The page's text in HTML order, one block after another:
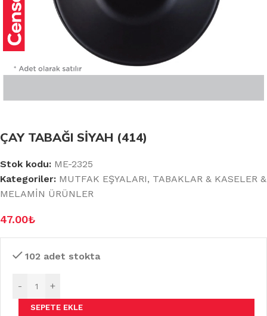
ÇAY TABAĞI SİYAH (414)
Stok kodu: ME-2325
Kategoriler: MUTFAK EŞYALARI, TABAKLAR & KASELER &
MELAMİN ÜRÜNLER
47.00₺
102 adet stokta
- +
SEPETE EKLE